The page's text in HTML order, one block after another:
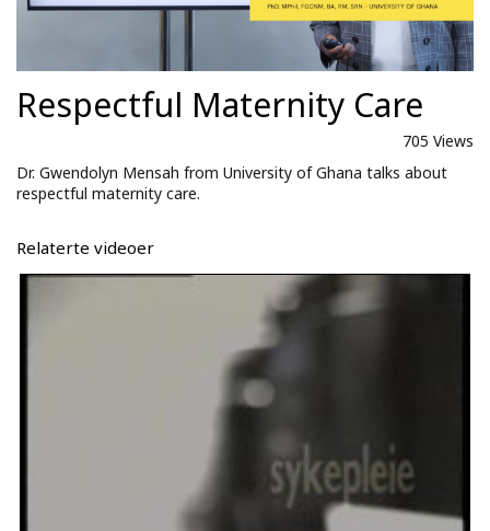
Respectful Maternity Care
705 Views
Dr. Gwendolyn Mensah from University of Ghana talks about
respectful maternity care.
Relaterte videoer